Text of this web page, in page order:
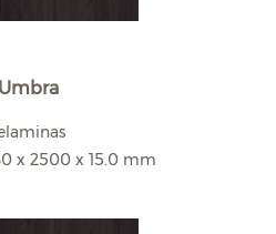
Umbra
x 2500 x 15.0 mm